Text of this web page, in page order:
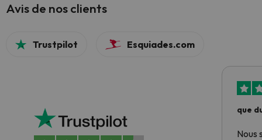
Avis de nos clients
Trustpilot Esquiades.com
que
Nous